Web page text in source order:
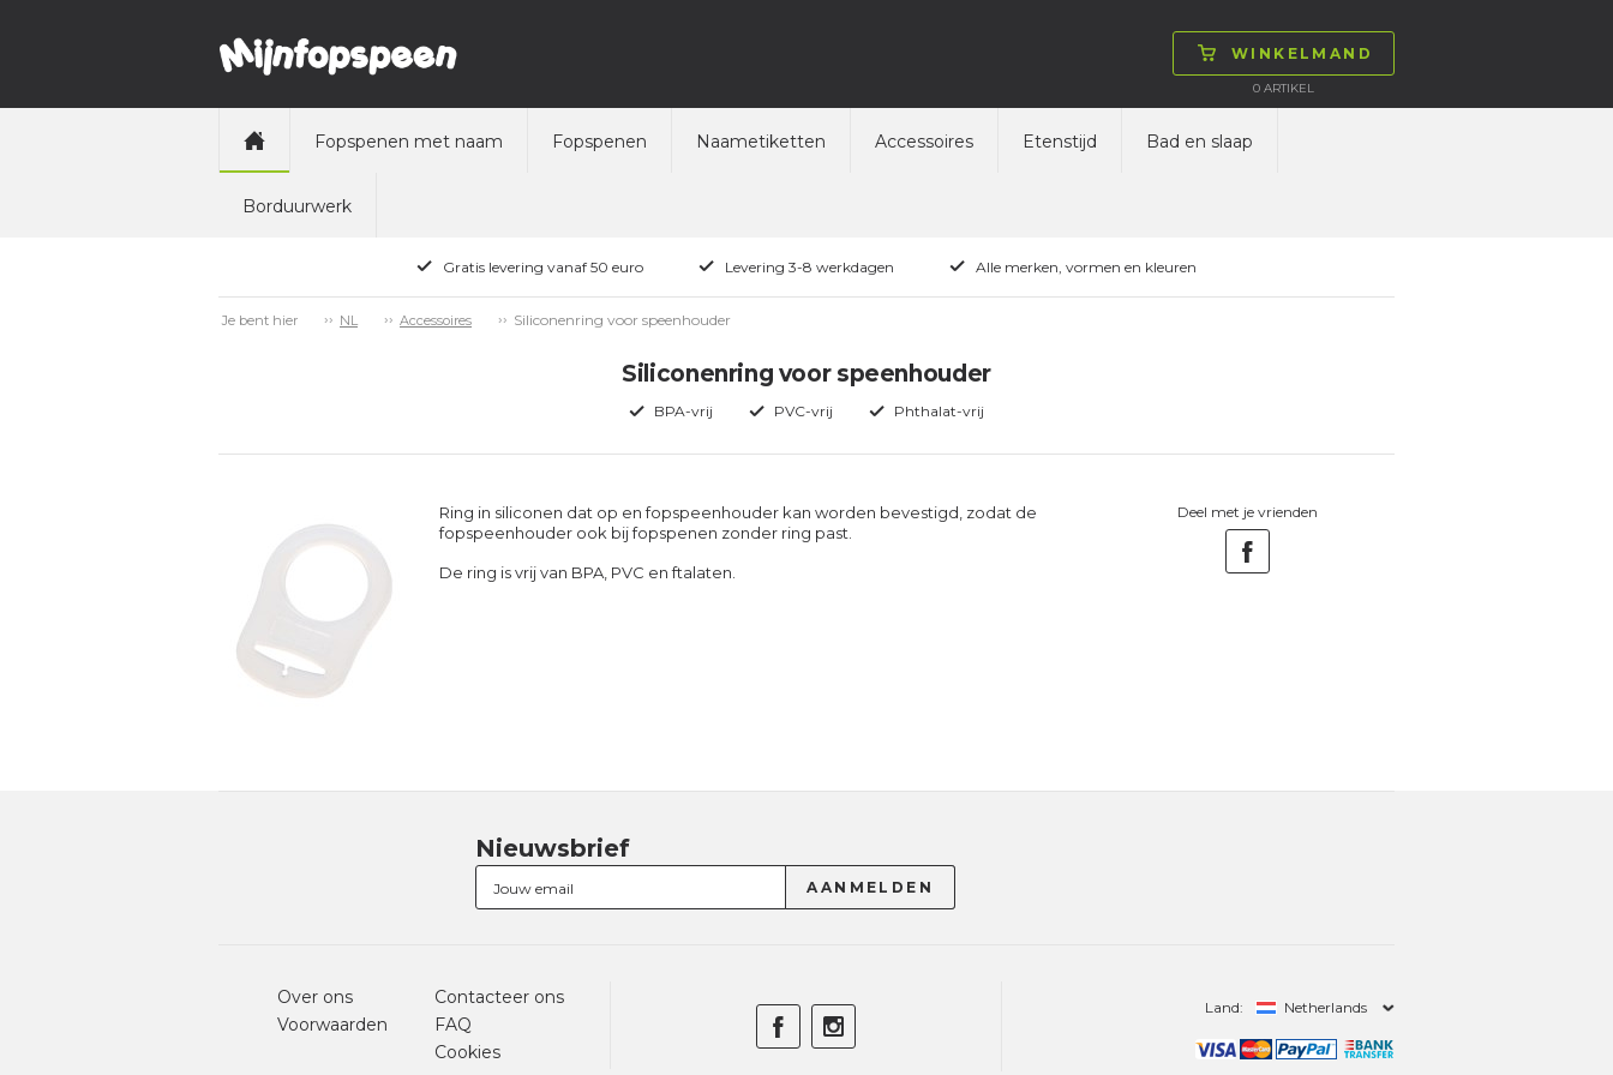
WINKELMAND
0 ARTIKEL
Fopspenen met naam Fopspenen Naametiketten Accessoires Etenstijd Bad en slaap
Borduurwerk
Gratis levering vanaf 50 euro Levering 3-8 werkdagen Alle merken, vormen en kleuren
Je bent hier NL Accessoires Siliconenring voor speenhouder
Siliconenring voor speenhouder
BPA-vrij PVC-vrij Phthalat-vrij
Ring in siliconen dat op en fopspeenhouder kan worden bevestigd, zodat de
fopspeenhouder ook bij fopspenen zonder ring past.
De ring is vrij van BPA, PVC en ftalaten.
Deel met je vrienden
Nieuwsbrief
Over ons
Voorwaarden
Contacteer ons
FAQ
Cookies
Land: Netherlands